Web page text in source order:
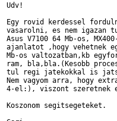
Udv!
Egy rovid kerdessel
vasarolni, es nem igazan
Asus V7100 64 Mb-os,
ajanlatot ,hogy vehetnek
Mb-os valtozatban,kb
ram, bla,bla.(Kesobb
tul regi jatekokkal is
Nem vagyom arra, hogy
4-el:), viszont szeretnek
Koszonom segitsegeteket.